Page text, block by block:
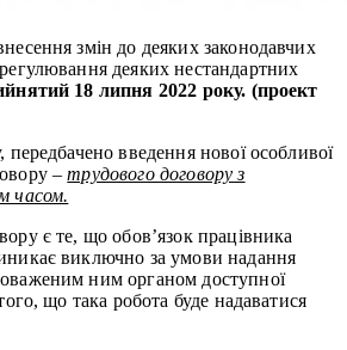
змін до деяких законодавчих
деяких нестандартних
18 липня 2022 року. (проект
передбачено введення нової особливої
–трудового договору з
часом.
є те, що обов’язок працівника
виключно за умови надання
ним органом доступної
що така робота буде надаватися